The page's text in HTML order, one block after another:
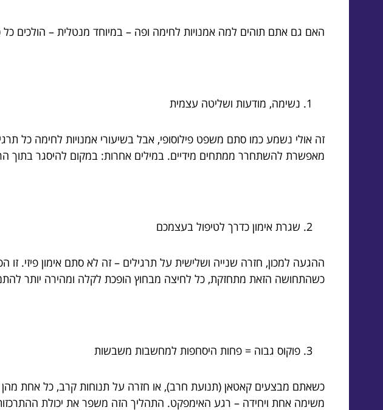
האם גם אתם תוהים למה אמנויות לחימה ופה – במיוחד מנטלית – הולכים כל כך טוב ביחד? בואו
נשימה, מודעות ושליטה עצמית
זה אולי נשמע כמו סתם משפט פילוסופי, אבל בשיעורי אמנויות לחימה כל
מאפשרת להשתחרר ממתחים מידיים. במילים אחרות: במקום להיסגר בתוך
שגרת אימון כדרך לטיפול בעצמכם
ההגעה למכון, חזרה שנייה ושלישית על תרגילים – זה לא סתם אימון פיזי.
כשהתחושה הזאת מתחזקת, כל לחיצה מבחוץ הופכת לקלה ומהירה יותר
פוקוס גבוה = פחות היסחפות למחשבות משבשות
כשאתם מבצעים קאטאן (תנועת חרב), או חזרה על תנוחות קרב, כל אחת
משימה אחת ויחידה – רגע האימפקט. התהליך הזה משפר את יכולת